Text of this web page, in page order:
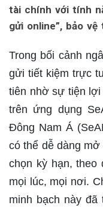
tài chính với tính
gửi online”, bảo
Trong bối cảnh
gửi tiết kiệm trực
tiên nhờ sự tiện lợi
trên ứng dụng
Đông Nam Á
có thể dễ dàng
chọn kỳ hạn, theo
mọi lúc, mọi nơi.
minh bạch này